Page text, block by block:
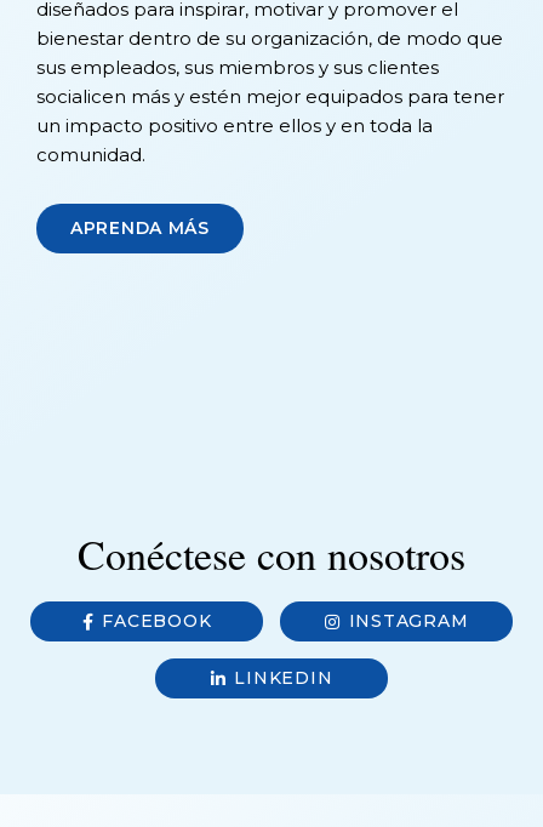
diseñados para inspirar, motivar y promover el
bienestar dentro de su organización, de modo que
sus empleados, sus miembros y sus clientes
socialicen más y estén mejor equipados para tener
un impacto positivo entre ellos y en toda la
comunidad.
APRENDA MÁS
Conéctese con nosotros
FACEBOOK INSTAGRAM
LINKEDIN